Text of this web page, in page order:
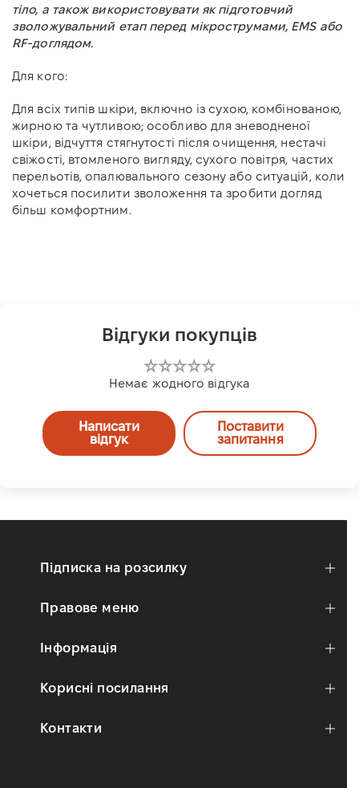
тіло, а також використовувати як підготовчий
зволожувальний етап перед мікрострумами, EMS або
RF-доглядом.
Для кого:
Для всіх типів шкіри, включно із сухою, комбінованою,
жирною та чутливою; особливо для зневодненої
шкіри, відчуття стягнутості після очищення, нестачі
свіжості, втомленого вигляду, сухого повітря, частих
перельотів, опалювального сезону або ситуацій, коли
хочеться посилити зволоження та зробити догляд
більш комфортним.
Відгуки покупців
Немає жодного відгука
Написати
відгук
Поставити
запитання
Підписка на розсилку
Правове меню
Інформація
Корисні посилання
Контакти